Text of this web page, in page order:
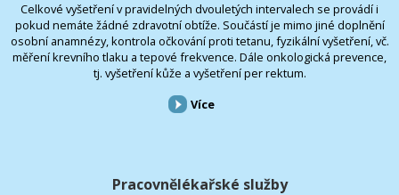
Celkové vyšetření v pravidelných dvouletých intervalech se provádí i
pokud nemáte žádné zdravotní obtíže. Součástí je mimo jiné doplnění
osobní anamnézy, kontrola očkování proti tetanu, fyzikální vyšetření, vč.
měření krevního tlaku a tepové frekvence. Dále onkologická prevence,
tj. vyšetření kůže a vyšetření per rektum.
Více
Pracovnělékařské služby